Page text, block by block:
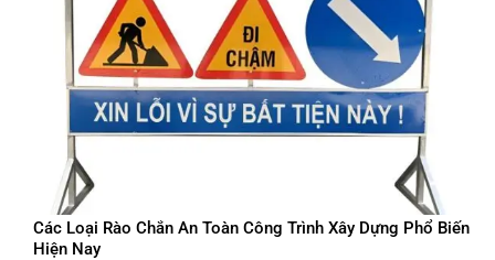
Các Loại Rào Chắn An Toàn Công Trình Xây Dựng Phổ Biến
Hiện Nay